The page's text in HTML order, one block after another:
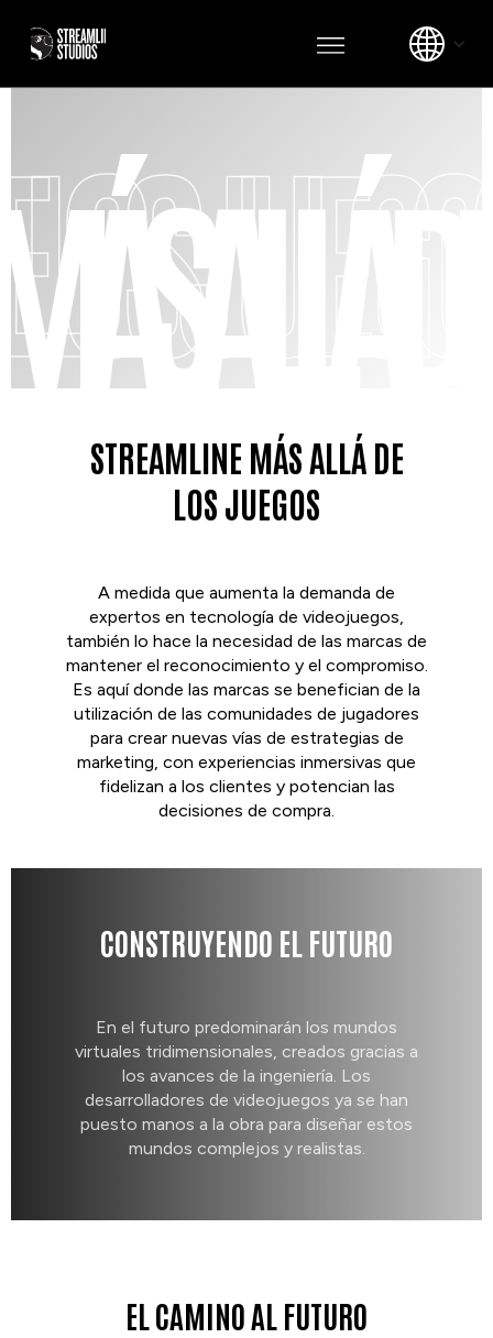
STREAMLINE MÁS ALLÁ DE
LOS JUEGOS
A medida que aumenta la demanda de
expertos en tecnología de videojuegos,
también lo hace la necesidad de las marcas de
mantener el reconocimiento y el compromiso.
Es aquí donde las marcas se benefician de la
utilización de las comunidades de jugadores
para crear nuevas vías de estrategias de
marketing, con experiencias inmersivas que
fidelizan a los clientes y potencian las
decisiones de compra.
CONSTRUYENDO EL FUTURO
En el futuro predominarán los mundos
virtuales tridimensionales, creados gracias a
los avances de la ingeniería. Los
desarrolladores de videojuegos ya se han
puesto manos a la obra para diseñar estos
mundos complejos y realistas.
EL CAMINO AL FUTURO